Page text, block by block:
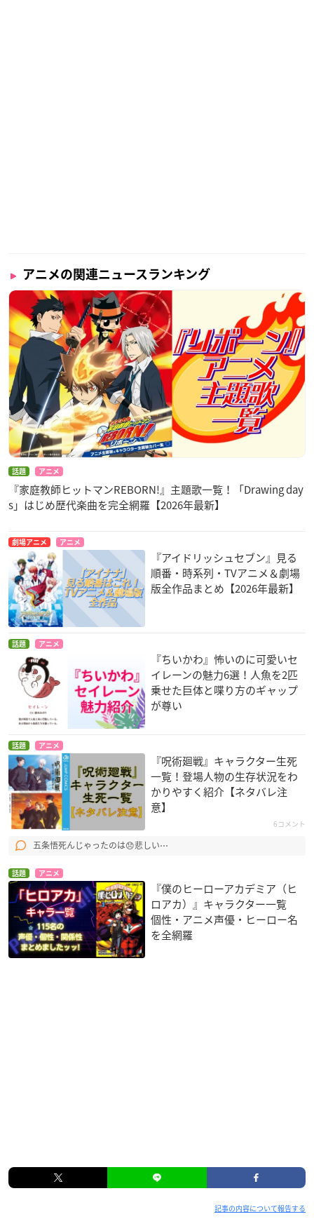
アニメの関連ニュースランキング
話題 アニメ
『家庭教師ヒットマンREBORN!』主題歌一覧！「Drawing day
s」はじめ歴代楽曲を完全網羅【2026年最新】
劇場アニメ アニメ
『アイドリッシュセブン』見る
順番・時系列・TVアニメ＆劇場
版全作品まとめ【2026年最新】
話題 アニメ
『ちいかわ』怖いのに可愛いセ
イレーンの魅力6選！人魚を2匹
乗せた巨体と喋り方のギャップ
が尊い
話題 アニメ
『呪術廻戦』キャラクター生死
一覧！登場人物の生存状況をわ
かりやすく紹介【ネタバレ注
意】
6コメント
五条悟死んじゃったのは😞悲しい⋯
話題 アニメ
『僕のヒーローアカデミア（ヒ
ロアカ）』キャラクター一覧
個性・アニメ声優・ヒーロー名
を全網羅
記事の内容について報告する